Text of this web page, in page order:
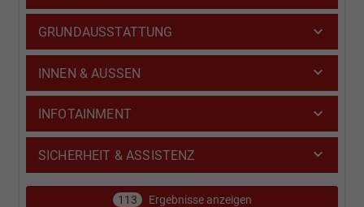
GRUNDAUSSTATTUNG
INNEN & AUSSEN
INFOTAINMENT
SICHERHEIT & ASSISTENZ
113 Ergebnisse anzeigen